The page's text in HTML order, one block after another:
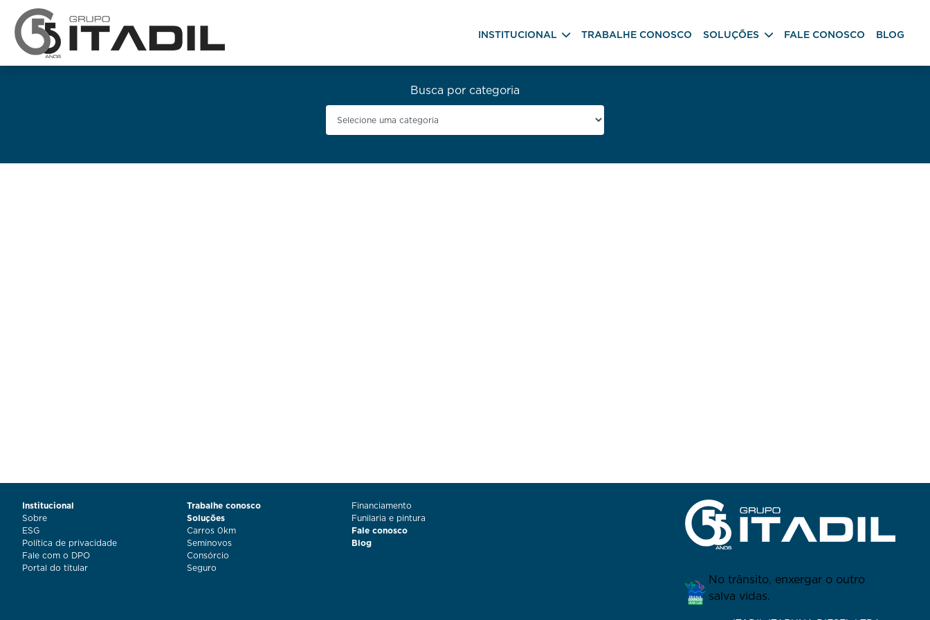
INSTITUCIONAL TRABALHE CONOSCO SOLUÇÕES FALE CONOSCO BLOG
Busca por categoria
No trânsito, enxergar o outro
salva vidas.
Institucional
Sobre
ESG
Política de privacidade
Fale com o DPO
Portal do titular
Trabalhe conosco
Soluções
Carros 0km
Seminovos
Consórcio
Seguro
Financiamento
Funilaria e pintura
Fale conosco
Blog